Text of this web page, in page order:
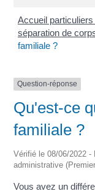
Accueil particuliers
séparation de
familiale ?
Question-réponse
Qu'est-ce
familiale ?
Vérifié le 08/06/2022 -
administrative
Vous avez un